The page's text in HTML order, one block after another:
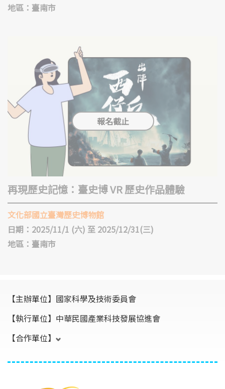
地區：臺南市
再現歷史記憶：臺史博 VR 歷史作品體驗
文化部國立臺灣歷史博物館
日期：2025/11/1 (六) 至 2025/12/31(三)
地區：臺南市
【主辦單位】 國家科學及技術委員會
【執行單位】 中華民國產業科技發展協進會
【合作單位】